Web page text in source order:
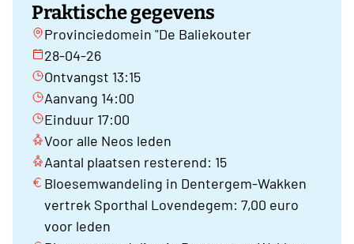
Praktische gegevens
Provinciedomein "De Baliekouter
28-04-26
Ontvangst 13:15
Aanvang 14:00
Einduur 17:00
Voor alle Neos leden
Aantal plaatsen resterend: 15
Bloesemwandeling in Dentergem-Wakken
vertrek Sporthal Lovendegem: 7,00 euro
voor leden